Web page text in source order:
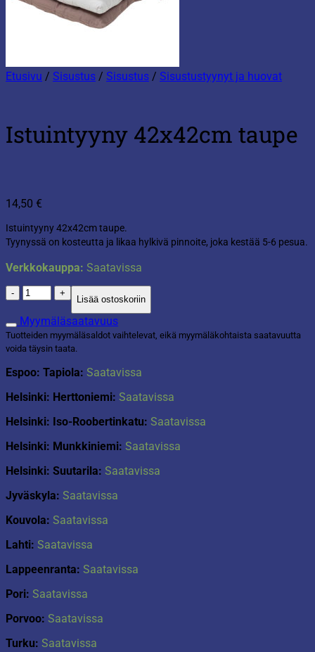
Etusivu / Sisustus / Sisustus / Sisustustyynyt ja huovat
Istuintyyny 42x42cm taupe
14,50 €
Istuintyyny 42x42cm taupe.
Tyynyssä on kosteutta ja likaa hylkivä pinnoite, joka kestää 5-6 pesua.
Verkkokauppa: Saatavissa
Istuintyyny
42x42cm
taupe
määrä
Lisää ostoskoriin
Myymäläsaatavuus
Tuotteiden myymäläsaldot vaihtelevat, eikä myymäläkohtaista saatavuutta
voida täysin taata.
Espoo: Tapiola: Saatavissa
Helsinki: Herttoniemi: Saatavissa
Helsinki: Iso-Roobertinkatu: Saatavissa
Helsinki: Munkkiniemi: Saatavissa
Helsinki: Suutarila: Saatavissa
Jyväskyla: Saatavissa
Kouvola: Saatavissa
Lahti: Saatavissa
Lappeenranta: Saatavissa
Pori: Saatavissa
Porvoo: Saatavissa
Turku: Saatavissa